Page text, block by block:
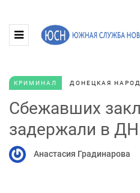
КРИМИНАЛ ДОНЕЦКАЯ
Сбежавших
задержали в
Анастасия Градинарова